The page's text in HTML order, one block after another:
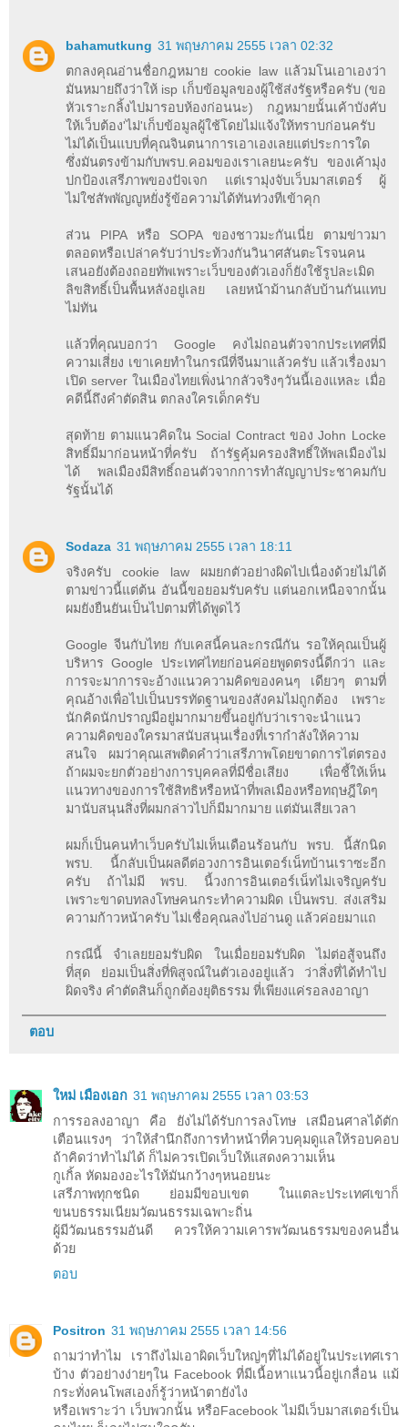
bahamutkung 31 พฤษภาคม 2555 เวลา 02:32
ตกลงคุณอ่านชื่อกฎหมาย cookie law แล้วมโนเอาเองว่า
มันหมายถึงว่าให้ isp เก็บข้อมูลของผู้ใช้ส่งรัฐหรือครับ (ขอ
หัวเราะกลิ้งไปมารอบห้องก่อนนะ) กฎหมายนั้นเค้าบังคับ
ให้เว็บต้อง'ไม่'เก็บข้อมูลผู้ใช้โดยไม่แจ้งให้ทราบก่อนครับ
ไม่ได้เป็นแบบที่คุณจินตนาการเอาเองเลยแต่ประการใด
ซึ่งมันตรงข้ามกับพรบ.คอมของเราเลยนะครับ ของเค้ามุ่ง
ปกป้องเสรีภาพของปัจเจก แต่เรามุ่งจับเว็บมาสเตอร์ ผู้
ไม่ใช่สัพพัญญูหยั่งรู้ข้อความได้ทันท่วงทีเข้าคุก
ส่วน PIPA หรือ SOPA ของชาวมะกันเนี่ย ตามข่าวมา
ตลอดหรือเปล่าครับว่าประท้วงกันวินาศสันตะโรจนคน
เสนอยังต้องถอยทัพเพราะเว็บของตัวเองก็ยังใช้รูปละเมิด
ลิขสิทธิ์เป็นพื้นหลังอยู่เลย เลยหน้าม้านกลับบ้านกันแทบ
ไม่ทัน
แล้วที่คุณบอกว่า Google คงไม่ถอนตัวจากประเทศที่มี
ความเสี่ยง เขาเคยทำในกรณีที่จีนมาแล้วครับ แล้วเรื่องมา
เปิด server ในเมืองไทยเพิ่งน่ากลัวจริงๆวันนี้เองแหละ เมื่อ
คดีนี้ถึงคำตัดสิน ตกลงใครเด็กครับ
สุดท้าย ตามแนวคิดใน Social Contract ของ John Locke
สิทธิ์มีมาก่อนหน้าที่ครับ ถ้ารัฐคุ้มครองสิทธิ์ให้พลเมืองไม่
ได้ พลเมืองมีสิทธิ์ถอนตัวจากการทำสัญญาประชาคมกับ
รัฐนั้นได้
Sodaza 31 พฤษภาคม 2555 เวลา 18:11
จริงครับ cookie law ผมยกตัวอย่างผิดไปเนื่องด้วยไม่ได้
ตามข่าวนี้แต่ต้น อันนี้ขอยอมรับครับ แต่นอกเหนือจากนั้น
ผมยังยืนยันเป็นไปตามที่ได้พูดไว้
Google จีนกับไทย กับเคสนี้คนละกรณีกัน รอให้คุณเป็นผู้
บริหาร Google ประเทศไทยก่อนค่อยพูดตรงนี้ดีกว่า และ
การจะมาการจะอ้างแนวความคิดของคนๆ เดียวๆ ตามที่
คุณอ้างเพื่อไปเป็นบรรทัดฐานของสังคมไม่ถูกต้อง เพราะ
นักคิดนักปราญมีอยู่มากมายขึ้นอยู่กับว่าเราจะนำแนว
ความคิดของใครมาสนับสนุนเรื่องที่เรากำลังให้ความ
สนใจ ผมว่าคุณเสพติดคำว่าเสรีภาพโดยขาดการไต่ตรอง
ถ้าผมจะยกตัวอย่างการบุคคลที่มีชื่อเสียง เพื่อชี้ให้เห็น
แนวทางของการใช้สิทธิหรือหน้าที่พลเมืองหรือทฤษฎีใดๆ
มานับสนุนสิ่งที่ผมกล่าวไปก็มีมากมาย แต่มันเสียเวลา
ผมก็เป็นคนทำเว็บครับไม่เห็นเดือนร้อนกับ พรบ. นี้สักนิด
พรบ. นี้กลับเป็นผลดีต่อวงการอินเตอร์เน็ทบ้านเราซะอีก
ครับ ถ้าไม่มี พรบ. นี้วงการอินเตอร์เน็ทไม่เจริญครับ
เพราะขาดบทลงโทษคนกระทำความผิด เป็นพรบ. ส่งเสริม
ความก้าวหน้าครับ ไม่เชื่อคุณลงไปอ่านดู แล้วค่อยมาแถ
กรณีนี้ จำเลยยอมรับผิด ในเมื่อยอมรับผิด ไม่ต่อสู้จนถึง
ที่สุด ย่อมเป็นสิ่งที่พิสูจณ์ในตัวเองอยู่แล้ว ว่าสิ่งที่ได้ทำไป
ผิดจริง คำตัดสินก็ถูกต้องยุติธรรม ที่เพียงแค่รอลงอาญา
ตอบ
ใหม่ เมืองเอก 31 พฤษภาคม 2555 เวลา 03:53
การรอลงอาญา คือ ยังไม่ได้รับการลงโทษ เสมือนศาลได้ตัก
เตือนแรงๆ ว่าให้สำนึกถึงการทำหน้าที่ควบคุมดูแลให้รอบคอบ
ถ้าคิดว่าทำไม่ได้ ก็ไม่ควรเปิดเว็บให้แสดงความเห็น
กูเกิ้ล หัดมองอะไรให้มันกว้างๆหนอยนะ
เสรีภาพทุกชนิด ย่อมมีขอบเขต ในแตละประเทศเขาก็
ขนบธรรมเนียมวัฒนธรรมเฉพาะถิ่น
ผู้มีวัฒนธรรมอันดี ควรให้ความเคารพวัฒนธรรมของคนอื่น
ด้วย
ตอบ
Positron 31 พฤษภาคม 2555 เวลา 14:56
ถามว่าทำไม เราถึงไม่เอาผิดเว็บใหญ่ๆที่ไม่ได้อยู่ในประเทศเรา
บ้าง ตัวอย่างง่ายๆใน Facebook ที่มีเนื้อหาแนวนี้อยู่เกลื่อน แม้
กระทั่งคนโพสเองก็รู้ว่าหน้าตายังไง
หรือเพราะว่า เว็บพวกนั้น หรือFacebook ไม่มีเว็บมาสเตอร์เป็น